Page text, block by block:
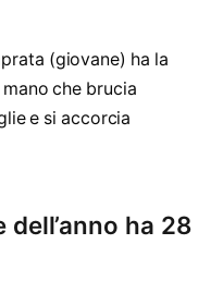
(giovane) ha la
che brucia
e si accorcia
dell’anno ha 28